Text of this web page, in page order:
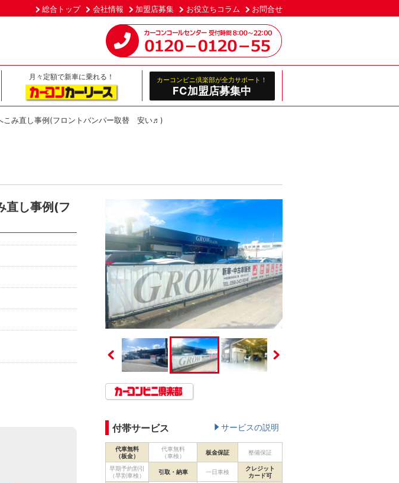
総合トップ 会社情報 加盟店募集 お役立ちコラム お問合せ
月々定額で新車に乗れる！ カーコンビニ倶楽部が全力サポート！
FC加盟店募集中
こみ直し事例(フロントバンパー取替 安い♬)
直し事例(フ
付帯サービス サービスの説明
代車無料
（板金）
代車無料
（車検）
板金保証 整備保証
早期予約割引
（早割車検）
引取・納車 一日車検
クレジット
カード可